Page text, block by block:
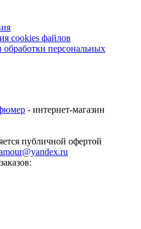
cookies файлов
персональных
- интернет-магазин
публичной офертой